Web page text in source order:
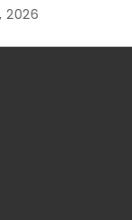
2026